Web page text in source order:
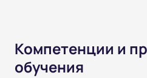
Компетенции и
обучения